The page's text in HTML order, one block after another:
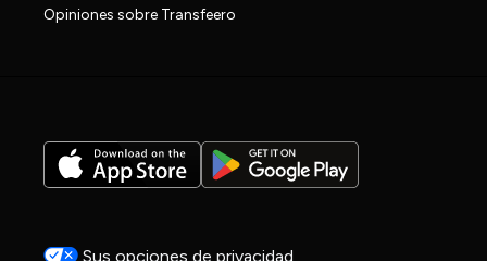
Opiniones sobre Transfeero
Sus opciones de privacidad